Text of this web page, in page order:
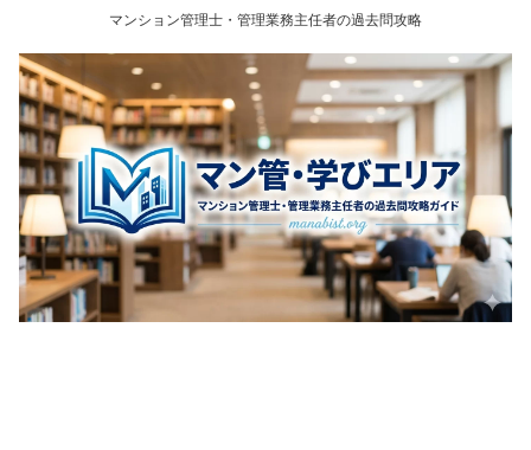
マンション管理士・管理業務主任者の過去問攻略